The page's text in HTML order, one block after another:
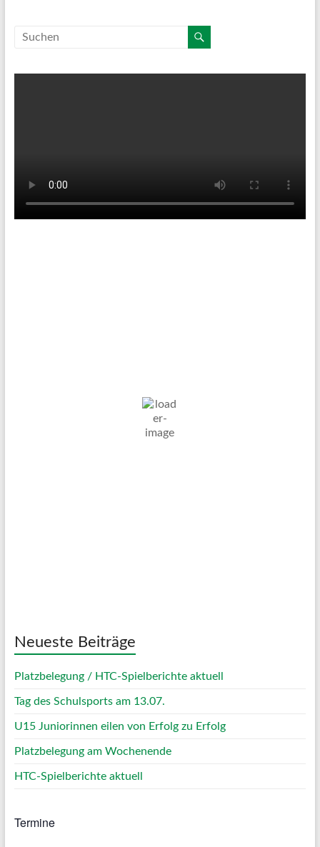
11
Neueste Beiträge
Platzbelegung / HTC-Spielberichte aktuell
Tag des Schulsports am 13.07.
U15 Juniorinnen eilen von Erfolg zu Erfolg
Platzbelegung am Wochenende
HTC-Spielberichte aktuell
Termine